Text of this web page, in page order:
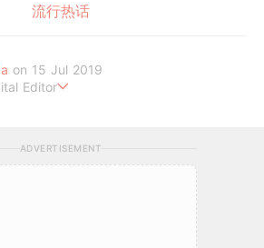
流行热话
on 15 Jul 2019
Editor
过 GirlStyle MY ，让读者们不管何时何地
让女性成为更好更潮的自己！
ADVERTISEMENT